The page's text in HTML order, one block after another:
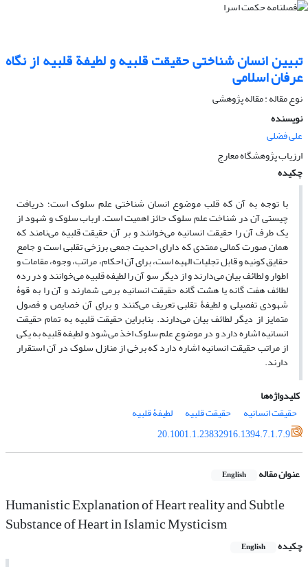
تبیین انسان شناختی حقیقت قلبیه و لطیفة قلبیه از نگاه
عرفان اسلامی
نوع مقاله : مقاله پژوهشی
نویسنده
علی فضلی
ارزیاب پژوهشگاه معارج
چکیده
با توجه به آن که قلب موضوع انسان شناختی علم سلوک است؛ دریافت
چیستی آن در شناخت علم سلوک حائز اهمیت است. ارباب سلوک و شهود از
یک طرف آن را حقیقت انسانیه می‌خوانند و بر آن حقیقت قلبیه می‌نامند که
همان صورت کمالی ممتدی که دارای احدیت جمعی برزخی تقلبی است و جامع
حقایق کونیه و قابل تجلیات الهیه است، برای آن احکام، مراتب، وجوه، مقامات و
اطوار و لطائف بیان می‌دارند و از دیگر سو آن را لطیفه قلبیه می‌خوانند و در رده
لطائف هفت گانه یا هشت گانه حقیقت انسانیه برمی شمارند و آن را به قوۀ
شهودی تفصیلی و لطیفۀ تقلبی تعریف می‌کنند و برای آن خصایص و فصول
متمایز از دیگر لطائف بیان می‌دارند. بنابراین حقیقت قلبیه به تمام حقیقت
انسانیه اشاره دارد و در موضوع علم سلوک اخذ می‌شود و لطیفه قلبیه به یکی
از مراتب حقیقت انسانیه اشاره دارد که برخی از منازل سلوک در آن استقرار
دارند.
کلیدواژه‌ها
حقیقت انسانیه
حقیقت قلبیه
لطیفۀ قلبیه
20.1001.1.23832916.1394.7.1.7.9
عنوان مقاله English
Humanistic Explanation of Heart reality and Subtle
Substance of Heart in Islamic Mysticism
چکیده English